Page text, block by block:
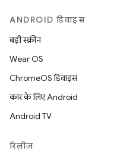
ANDROID डिवाइस
बड़ी स्क्रीन
Wear OS
ChromeOS डिवाइस
कार के लिए Android
Android TV
रिलीज़